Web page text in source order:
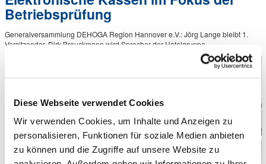
Diese Webseite verwendet Cookies
Wir verwenden Cookies, um Inhalte und Anzeigen zu
personalisieren, Funktionen für soziale Medien anbieten
zu können und die Zugriffe auf unsere Website zu
Betriebsprüfung
Generalversammlung DEHOGA Region Hannover e.V.: Jörg Lange bleibt 1.
Vorsitzender, Dirk Breuckmann wird Sprecher der Hotelgruppe
Region Hannover im Courtyard by
Ausführungen des Leiters der
Niedersachen, Edo Diekmann, zu den
heutigen Anforderungen an eine
ordnungsgemäße Kassenführung. Der
Referent kündigte eine Umsetzung der
Verschärfung der Betriebsprüfung durch